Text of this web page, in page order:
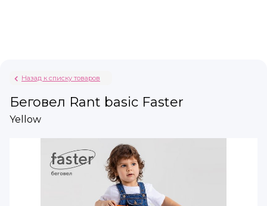
Назад к списку товаров
Беговел Rant basic Faster
Yellow